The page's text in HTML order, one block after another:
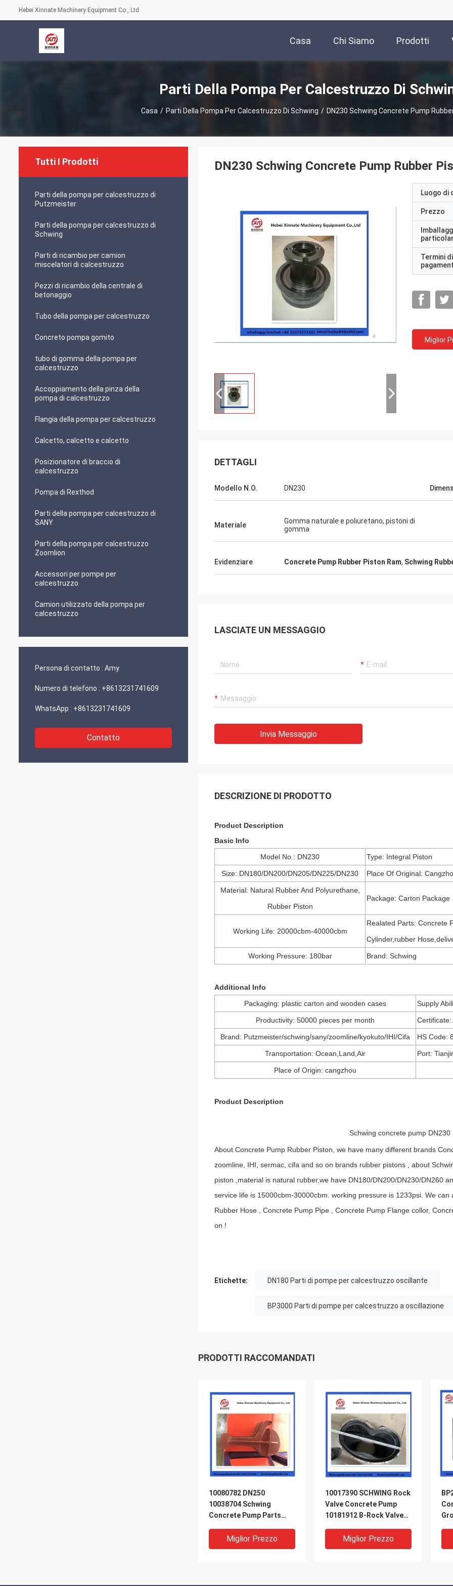
Hebei Xinnate Machinery Equipment Co., Ltd
Casa Chi Siamo Prodotti
Parti Della Pompa Per Calcestruzzo Di
Casa / Parti Della Pompa Per Calcestruzzo Di Schwing / DN230 Schwing Concrete Pump
Tutti I Prodotti
Parti della pompa per calcestruzzo di
Putzmeister
Parti della pompa per calcestruzzo di
Schwing
Parti di ricambio per camion
miscelatori di calcestruzzo
Pezzi di ricambio della centrale di
betonaggio
Tubo della pompa per calcestruzzo
Concreto pompa gomito
tubo di gomma della pompa per
calcestruzzo
Accoppiamento della pinza della
pompa di calcestruzzo
Flangia della pompa per calcestruzzo
Calcetto, calcetto e calcetto
Posizionatore di braccio di
calcestruzzo
Pompa di Rexthod
Parti della pompa per calcestruzzo di
SANY
Parti della pompa per calcestruzzo
Zoomlion
Accessori per pompe per
calcestruzzo
Camion utilizzato della pompa per
calcestruzzo
Persona di contatto : Amy
Numero di telefono : +8613231741609
WhatsApp : +8613231741609
Contatto
DN230 Schwing Concrete Pump Rubber
Luogo di
Prezzo
Termini di
Miglior
DETTAGLI
Modello N.O. DN230
Materiale
Gomma naturale e poliuretano, pistoni di
gomma
Evidenziare Concrete Pump Rubber Piston Ram, Schwing
LASCIATE UN MESSAGGIO
Invia Messaggio
DESCRIZIONE DI PRODOTTO
Product Description
Basic Info
Model No.: DN230
Type: Integral Piston
Size: DN180/DN200/DN205/DN225/DN230 Place Of Original:
Material: Natural Rubber And Polyurethane,
Rubber Piston
Package: Carton Package
Working Life: 20000cbm-40000cbm
Realated Parts: Concrete
Cylinder,rubber
Working Pressure: 180bar Brand: Schwing
Additional Info
Packaging: plastic carton and wooden cases
Supply
Productivity: 50000 pieces per month Certificate:
Brand: Putzmeister/schwing/sany/zoomline/kyokuto/IHI/Cifa HS Code:
Transportation: Ocean,Land,Air Port:
Place of Origin: cangzhou
Product Description
Schwing concrete pump
About Concrete Pump Rubber Piston, we have many different brands
zoomline, IHI, sermac, cifa and so on brands rubber pistons , about
piston ,material is natural rubber,we have DN180/DN200/DN230/DN260
service life is 15000cbm-30000cbm. working pressure is 1233psi. We
Rubber Hose , Concrete Pump Pipe , Concrete Pump Flange collor,
on !
Etichette: DN180 Parti di pompe per calcestruzzo oscillante
BP3000 Parti di pompe per calcestruzzo a oscillazione
PRODOTTI RACCOMANDATI
10080782 DN250
10038704 Schwing
Concrete Pump Parts
Miglior Prezzo
10017390 SCHWING Rock
Valve Concrete Pump
10181912 B-Rock Valve
210/180Miglior Prezzo